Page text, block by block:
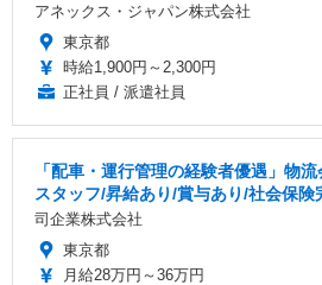
アネックス・ジャパン株式会社
東京都
時給1,900円～2,300円
正社員 / 派遣社員
「配車・運行管理の経験者優遇」物
スタッフ/昇給あり/賞与あり/社会保険
司企業株式会社
東京都
月給28万円～36万円